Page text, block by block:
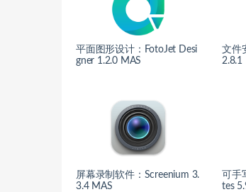
平面图形设计：FotoJet Desi
gner 1.2.0 MAS
文件
2.8.1
屏幕录制软件：Screenium 3.
3.4 MAS
可手
tes